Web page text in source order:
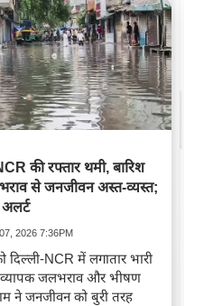
की रफ्तार थमी, बारिश
से जनजीवन अस्त-व्यस्त;
2026 7:36PM
दिल्ली-NCR में लगातार भारी
व्यापक जलभराव और भीषण
ने जनजीवन को बुरी तरह